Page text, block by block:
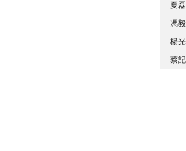
夏
馮
楊
蔡